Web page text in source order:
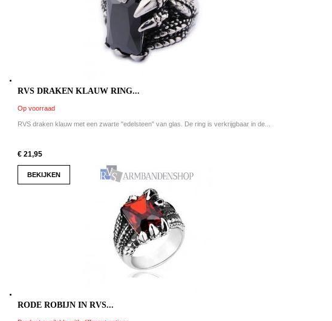
RVS DRAKEN KLAUW RING...
Op voorraad
RVS draken klauw met een zwarte "edelsteen" van glas. De ring is verkrijgbaar in de...
€ 21,95
BEKIJKEN
RODE ROBIJN IN RVS...